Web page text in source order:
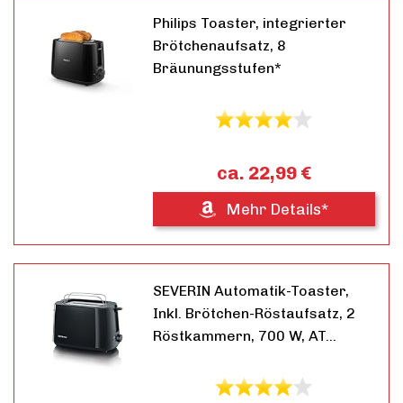
Philips Toaster, integrierter
Brötchenaufsatz, 8
Bräunungsstufen*
ca. 22,99 €
Mehr Details*
SEVERIN Automatik-Toaster,
Inkl. Brötchen-Röstaufsatz, 2
Röstkammern, 700 W, AT…